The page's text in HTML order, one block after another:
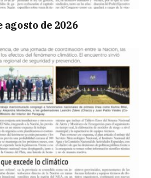
agosto de 2026